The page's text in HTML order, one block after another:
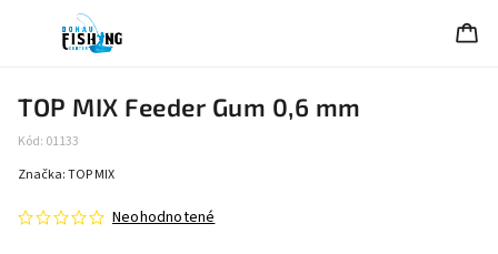
TOP MIX Feeder Gum 0,6 mm
Kód: 01133
Neohodnotené
Značka:TOP MIX